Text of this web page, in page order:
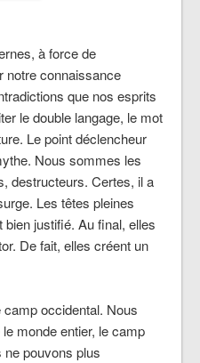
à force de
notre connaissance
que nos esprits
le double langage, le mot
Le point déclencheur
Nous sommes les
destructeurs. Certes, il a
Les têtes pleines
bien justifié. Au final, elles
De fait, elles créent un
occidental. Nous
monde entier, le camp
pouvons plus